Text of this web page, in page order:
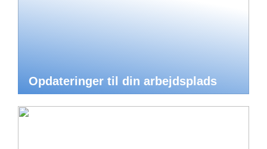
Opdateringer til din arbejdsplads